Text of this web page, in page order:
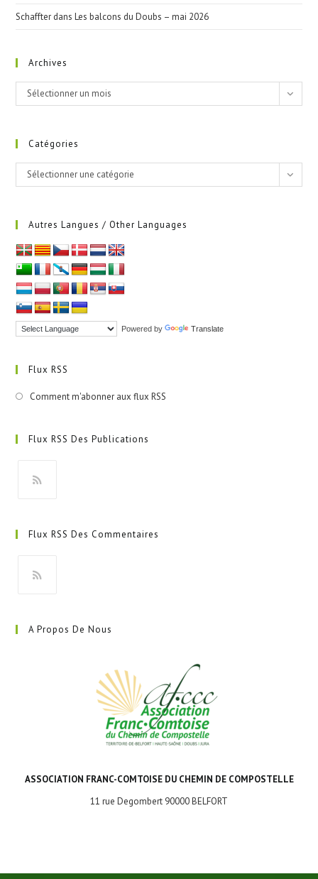
Schaffter dansLes balcons du Doubs – mai 2026
Archives
Archives
Sélectionner un mois
Catégories
Catégories
Sélectionner une catégorie
Autres Langues / Other Languages
Powered by Translate
Flux RSS
Comment m'abonner aux flux RSS
Flux RSS Des Publications
un
onglet
Flux RSS Des Commentaires
un
A Propos De Nous
ASSOCIATION FRANC-COMTOISE DU CHEMIN DE COMPOSTELLE
11 rue Degombert 90000 BELFORT